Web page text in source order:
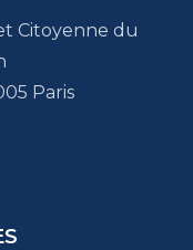
Citoyenne du
Paris